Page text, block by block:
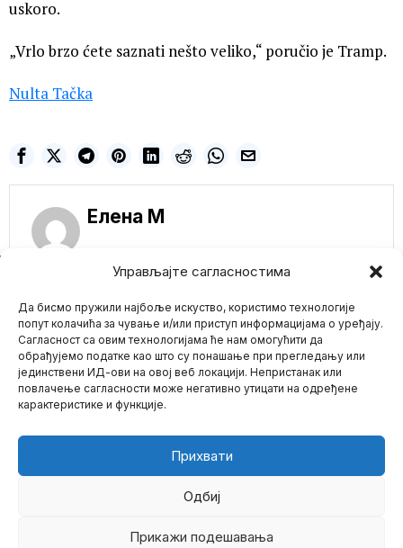
Управљајте сагласностима
Да бисмо пружили најбоље искуство, користимо технологије
попут колачића за чување и/или приступ информацијама о уређају.
Сагласност са овим технологијама ће нам омогућити да
обрађујемо податке као што су понашање при прегледању или
јединствени ИД-ови на овој веб локацији. Непристанак или
повлачење сагласности може негативно утицати на одређене
карактеристике и функције.
Прихвати
Одбиј
Прикажи подешавања
uskoro.
„Vrlo brzo ćete saznati nešto veliko,“ poručio je Tramp.
Nulta Tačka
Елена M
Mario zna Youtube
2026- Sva prava zadržana.
prekid primirja
između Izraela i
Palestine! IDF zasuo
Gazu bombama kao
odgovor na
palestinske
eksplozivne balone.
(VIDEO)
da su njeni avioni u sredu
Lažni kovid testovi
doneli milione: sudovi
razotkrivaju veliku
deluje kao da je ostala